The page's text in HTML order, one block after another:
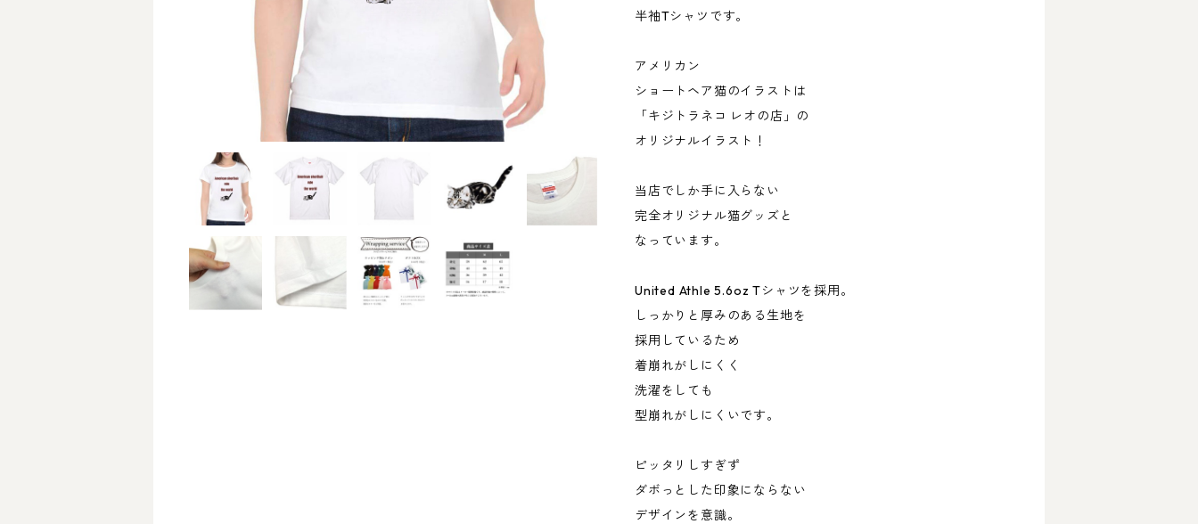
半袖Tシャツです。
アメリカン
ショートヘア猫のイラストは
「キジトラネコ レオの店」の
オリジナルイラスト！
当店でしか手に入らない
完全オリジナル猫グッズと
なっています。
United Athle 5.6oz Tシャツを採用。
しっかりと厚みのある生地を
採用しているため
着崩れがしにくく
洗濯をしても
型崩れがしにくいです。
ピッタリしすぎず
ダボっとした印象にならない
デザインを意識。